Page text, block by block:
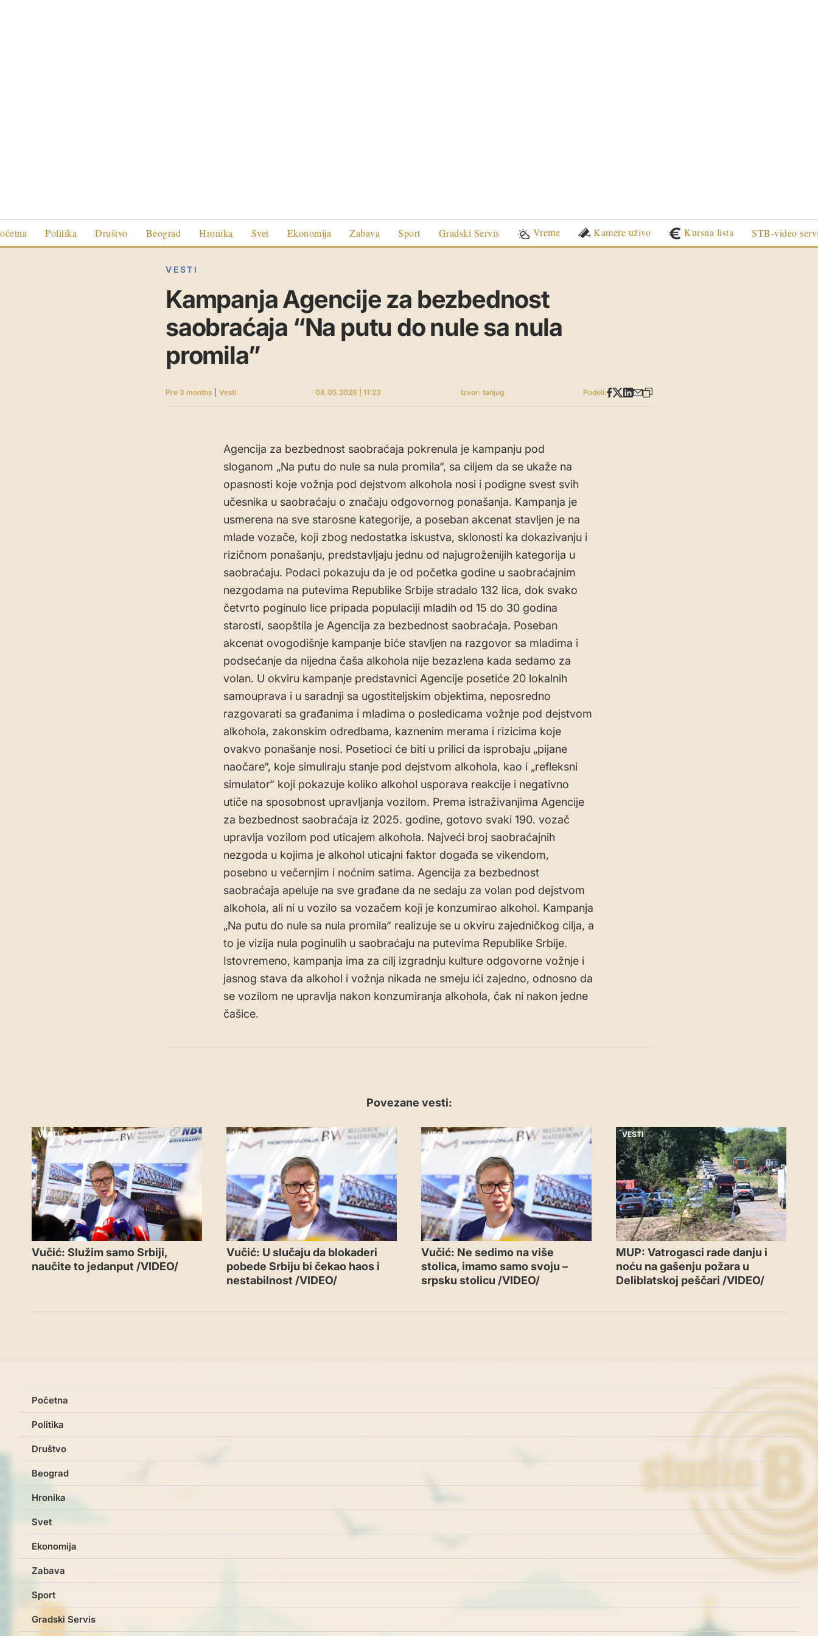
Politika Društvo Beograd Hronika Svet Ekonomija Zabava Sport Gradski Servis Vreme Kamere uživo Kursna lista STB-video
VESTI
Kampanja Agencije za bezbednost
saobraćaja “Na putu do nule sa nula
promila”
Pre 3 months Vesti 08.05.2026 | 11:23 Izvor: tanjug Podeli:
Agencija za bezbednost saobraćaja pokrenula je kampanju pod
sloganom „Na putu do nule sa nula promila“, sa ciljem da se ukaže na
opasnosti koje vožnja pod dejstvom alkohola nosi i podigne svest svih
učesnika u saobraćaju o značaju odgovornog ponašanja. Kampanja je
usmerena na sve starosne kategorije, a poseban akcenat stavljen je na
mlade vozače, koji zbog nedostatka iskustva, sklonosti ka dokazivanju i
rizičnom ponašanju, predstavljaju jednu od najugroženijih kategorija u
saobraćaju. Podaci pokazuju da je od početka godine u saobraćajnim
nezgodama na putevima Republike Srbije stradalo 132 lica, dok svako
četvrto poginulo lice pripada populaciji mladih od 15 do 30 godina
starosti, saopštila je Agencija za bezbednost saobraćaja. Poseban
akcenat ovogodišnje kampanje biće stavljen na razgovor sa mladima i
podsećanje da nijedna čaša alkohola nije bezazlena kada sedamo za
volan. U okviru kampanje predstavnici Agencije posetiće 20 lokalnih
samouprava i u saradnji sa ugostiteljskim objektima, neposredno
razgovarati sa građanima i mladima o posledicama vožnje pod dejstvom
alkohola, zakonskim odredbama, kaznenim merama i rizicima koje
ovakvo ponašanje nosi. Posetioci će biti u prilici da isprobaju „pijane
naočare“, koje simuliraju stanje pod dejstvom alkohola, kao i „refleksni
simulator“ koji pokazuje koliko alkohol usporava reakcije i negativno
utiče na sposobnost upravljanja vozilom. Prema istraživanjima Agencije
za bezbednost saobraćaja iz 2025. godine, gotovo svaki 190. vozač
upravlja vozilom pod uticajem alkohola. Najveći broj saobraćajnih
nezgoda u kojima je alkohol uticajni faktor događa se vikendom,
posebno u večernjim i noćnim satima. Agencija za bezbednost
saobraćaja apeluje na sve građane da ne sedaju za volan pod dejstvom
alkohola, ali ni u vozilo sa vozačem koji je konzumirao alkohol. Kampanja
„Na putu do nule sa nula promila“ realizuje se u okviru zajedničkog cilja, a
to je vizija nula poginulih u saobraćaju na putevima Republike Srbije.
Istovremeno, kampanja ima za cilj izgradnju kulture odgovorne vožnje i
jasnog stava da alkohol i vožnja nikada ne smeju ići zajedno, odnosno da
se vozilom ne upravlja nakon konzumiranja alkohola, čak ni nakon jedne
čašice.
Povezane vesti:
VESTI
Vučić: Služim samo Srbiji,
naučite to jedanput /VIDEO/
VESTI
Vučić: U slučaju da blokaderi
pobede Srbiju bi čekao haos i
nestabilnost /VIDEO/
VESTI
Vučić: Ne sedimo na više
stolica, imamo samo svoju –
srpsku stolicu /VIDEO/
VESTI
MUP: Vatrogasci rade danju i
noću na gašenju požara u
Deliblatskoj peščari /VIDEO/
Početna
Politika
Društvo
Beograd
Hronika
Svet
Ekonomija
Zabava
Sport
Gradski Servis